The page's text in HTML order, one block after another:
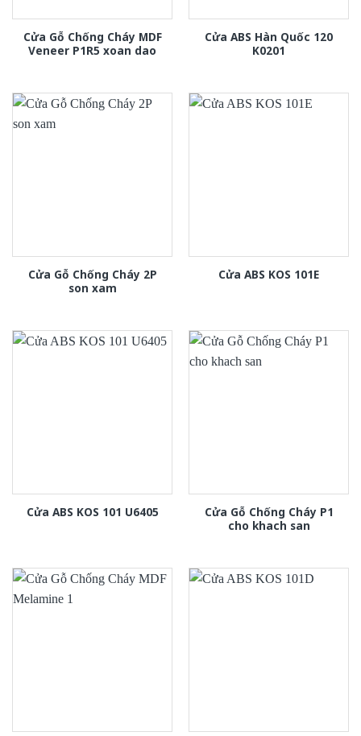
Cửa Gỗ Chống Cháy MDF
Veneer P1R5 xoan dao
Cửa ABS Hàn Quốc 120
K0201
Cửa Gỗ Chống Cháy 2P
son xam
Cửa ABS KOS 101E
Cửa ABS KOS 101 U6405
Cửa Gỗ Chống Cháy P1
cho khach san